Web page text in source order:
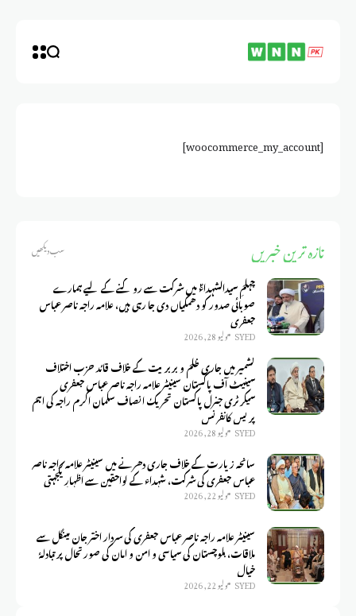
[woocommerce_my_account]
تازہ ترین خبریں سب دیکھیں
چہلمِ سیدالشہداءؑ میں شرکت سے روکنے کے لیے ہمارے
صوبائی صدور کو دھمکیاں دی جا رہی ہیں، علامہ راجہ ناصر عباس
جعفری
SYED يوليو 28, 2026
کشمیر میں جاری ظلم و بربریت کے خلاف قائد حزب اختلاف
سینیٹ آف پاکستان سینیٹر علامہ راجہ ناصر عباس جعفری
سیکرٹری جنرل پاکستان تحریک انصاف سلمان اکرم راجہ کی اہم
پریس کانفرنس
SYED يوليو 28, 2026
سانحہ زیارت کے خلاف جاری دھرنے میں سینیٹر علامہ راجہ ناصر
عباس جعفری کی شرکت، شہداء کے لواحقین سے اظہارِ یکجہتی
SYED يوليو 22, 2026
سینیٹر علامہ راجہ ناصر عباس جعفری کی سردار اختر جان مینگل سے
ملاقات، بلوچستان کی سیاسی و امن و امان کی صورتحال پر تبادلۂ
خیال
SYED يوليو 22, 2026